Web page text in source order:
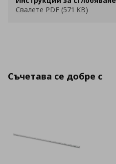
Свалете PDF (571 KB)
Съчетава се добре с